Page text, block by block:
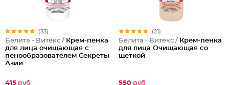
(33)
Белита - Витекс / Крем-пенка
для лица очищающая с
пенообразователем Секреты
Азии
415 руб
(21)
Белита - Витекс / Крем-пенка
для лица Очищающая со
щеткой
550 руб